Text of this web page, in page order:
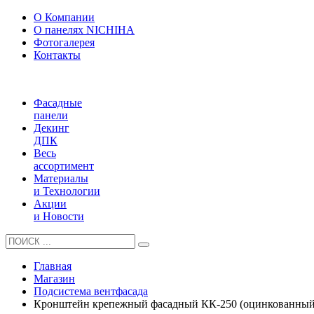
О Компании
О панелях NICHIHA
Фотогалерея
Контакты
Фасадные
панели
Декинг
ДПК
Весь
ассортимент
Материалы
и Технологии
Акции
и Новости
Главная
Магазин
Подсистема вентфасада
Кронштейн крепежный фасадный КК-250